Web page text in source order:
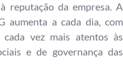
reputação da empresa. A
aumenta a cada dia, com
vez mais atentos às
e de governança das